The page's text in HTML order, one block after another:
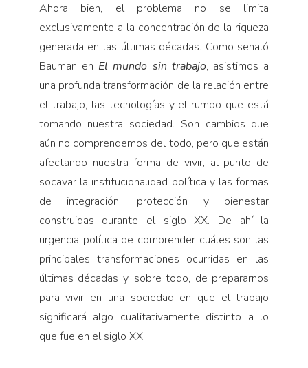
Ahora bien, el problema no se limita
exclusivamente a la concentración de la riqueza
generada en las últimas décadas. Como señaló
Bauman en El mundo sin trabajo, asistimos a
una profunda transformación de la relación entre
el trabajo, las tecnologías y el rumbo que está
tomando nuestra sociedad. Son cambios que
aún no comprendemos del todo, pero que están
afectando nuestra forma de vivir, al punto de
socavar la institucionalidad política y las formas
de integración, protección y bienestar
construidas durante el siglo XX. De ahí la
urgencia política de comprender cuáles son las
principales transformaciones ocurridas en las
últimas décadas y, sobre todo, de prepararnos
para vivir en una sociedad en que el trabajo
significará algo cualitativamente distinto a lo
que fue en el siglo XX.